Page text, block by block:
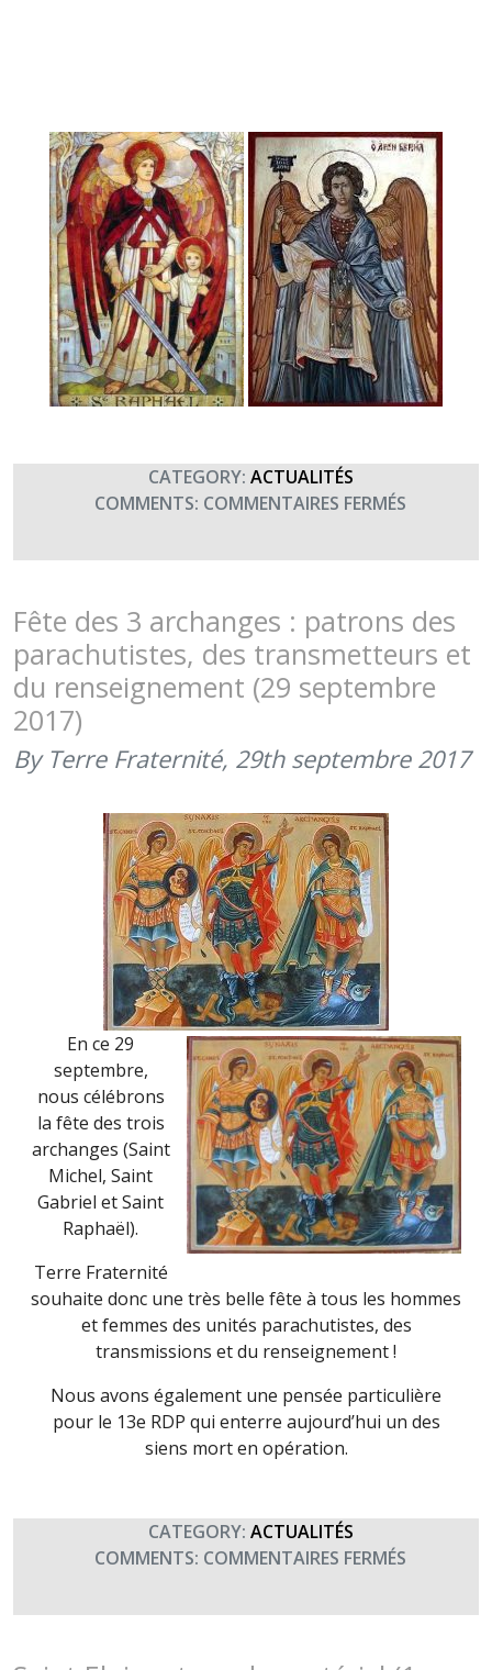
CATEGORY: ACTUALITÉS
COMMENTS: COMMENTAIRES FERMÉS
FÊTE
DES
TROIS
Fête des 3 archanges : patrons des
parachutistes, des transmetteurs et
du renseignement (29 septembre
2017)
By Terre Fraternité, 29th septembre 2017
En ce 29
septembre,
nous célébrons
la fête des trois
archanges (Saint
Michel, Saint
Gabriel et Saint
Raphaël).
Terre Fraternité
souhaite donc une très belle fête à tous les hommes
et femmes des unités parachutistes, des
transmissions et du renseignement !
Nous avons également une pensée particulière
pour le 13e RDP qui enterre aujourd’hui un des
siens mort en opération.
CATEGORY: ACTUALITÉS
COMMENTS: COMMENTAIRES FERMÉS
DES